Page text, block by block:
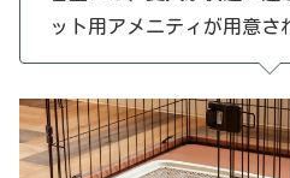
ット用アメニティが用意さ